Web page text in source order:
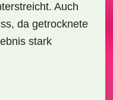
Auch
da getrocknete
stark